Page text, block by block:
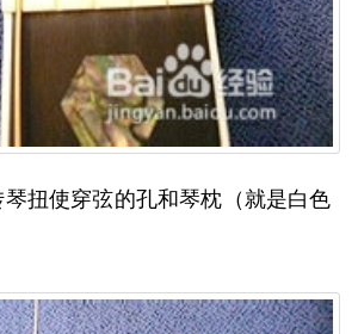
扭使穿弦的孔和琴枕（就是白色